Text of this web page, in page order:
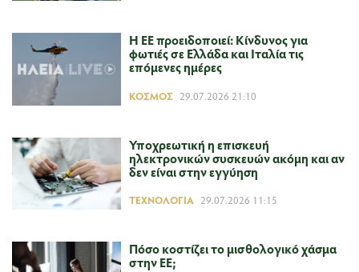
Η ΕΕ προειδοποιεί: Κίνδυνος για
φωτιές σε Ελλάδα και Ιταλία τις
επόμενες ημέρες
ΚΌΣΜΟΣ 29.07.2026 21:10
Υποχρεωτική η επισκευή
ηλεκτρονικών συσκευών ακόμη και αν
δεν είναι στην εγγύηση
ΤΕΧΝΟΛΟΓΊΑ 29.07.2026 11:15
Πόσο κοστίζει το μισθολογικό χάσμα
στην ΕΕ;